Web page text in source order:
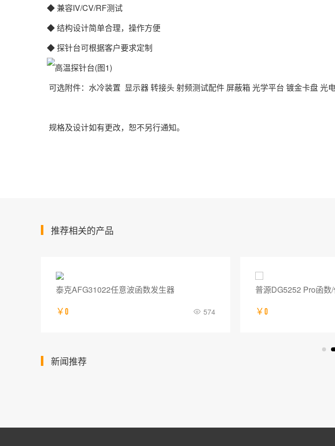
◆ 兼容IV/CV/RF测试
◆ 结构设计简单合理，操作方便
◆ 探针台可根据客户要求定制
可选附件：水冷装置 显示器 转接头 射频测试配件 屏蔽箱 光学平台 镀金卡盘
规格及设计如有更改，恕不另行通知。
推荐相关的产品
泰克AFG31022任意波函数发生器
￥0 574
普源DG5252 Pro函数
￥0
新闻推荐